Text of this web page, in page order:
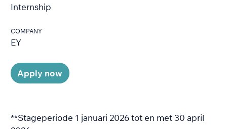
Internship
COMPANY
EY
Apply now
**Stageperiode 1 januari 2026 tot en met 30 april